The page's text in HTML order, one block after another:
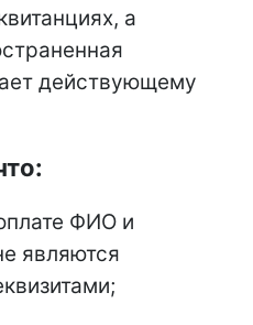
а
действующему
ФИО и
являются